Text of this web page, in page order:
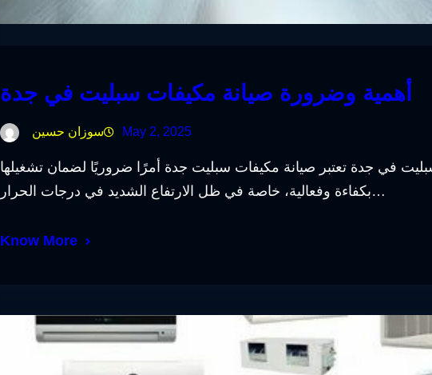
أهمية وضرورة صيانة مكيفات سبليت في جدة
سوزان حسين May 2, 2025
في جدة تعتبر صيانة مكيفات سبليت جدة أمرًا ضروريًا لضمان تشغيلها
بكفاءة وفعالية، خاصة في ظل الارتفاع الشديد في درجات الحرار…
Know More